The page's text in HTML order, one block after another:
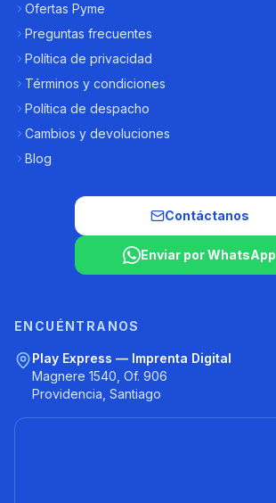
Ofertas Pyme
Preguntas frecuentes
Política de privacidad
Términos y condiciones
Política de despacho
Cambios y devoluciones
Blog
Contáctanos
Enviar por WhatsApp
ENCUÉNTRANOS
Play Express — Imprenta Digital
Magnere 1540, Of. 906
Providencia, Santiago